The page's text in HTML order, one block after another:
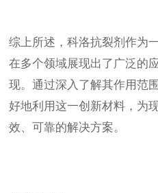
综上所述，科洛抗裂剂作为
在多个领域展现出了广泛的
现。通过深入了解其作用范
好地利用这一创新材料，为
效、可靠的解决方案。